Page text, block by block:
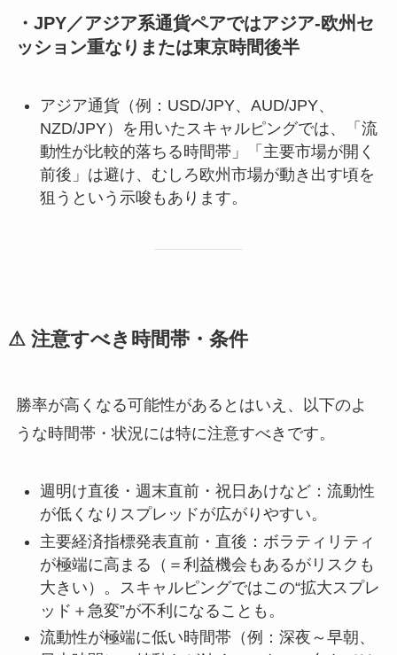
・JPY／アジア系通貨ペアではアジア-欧州セ
ッション重なりまたは東京時間後半
アジア通貨（例：USD/JPY、AUD/JPY、
NZD/JPY）を用いたスキャルピングでは、「流
動性が比較的落ちる時間帯」「主要市場が開く
前後」は避け、むしろ欧州市場が動き出す頃を
狙うという示唆もあります。
⚠ 注意すべき時間帯・条件
勝率が高くなる可能性があるとはいえ、以下のよ
うな時間帯・状況には特に注意すべきです。
週明け直後・週末直前・祝日あけなど：流動性
が低くなりスプレッドが広がりやすい。
主要経済指標発表直前・直後：ボラティリティ
が極端に高まる（＝利益機会もあるがリスクも
大きい）。スキャルピングではこの“拡大スプレ
ッド＋急変”が不利になることも。
流動性が極端に低い時間帯（例：深夜～早朝、